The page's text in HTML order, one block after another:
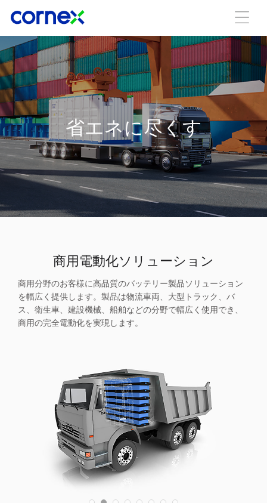
省エネに尽くす
商用電動化ソリューション
商用分野のお客様に高品質のバッテリー製品ソリューション
を幅広く提供します。製品は物流車両、大型トラック、バ
ス、衛生車、建設機械、船舶などの分野で幅広く使用でき、
商用の完全電動化を実現します。